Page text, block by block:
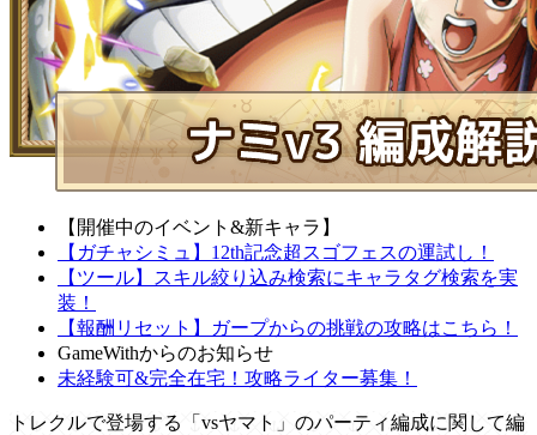
【開催中のイベント&新キャラ】
【ガチャシミュ】12th記念超スゴフェスの運試し！
【ツール】スキル絞り込み検索にキャラタグ検索を実
装！
【報酬リセット】ガープからの挑戦の攻略はこちら！
GameWithからのお知らせ
未経験可&完全在宅！攻略ライター募集！
トレクルで登場する「vsヤマト」のパーティ編成に関して編